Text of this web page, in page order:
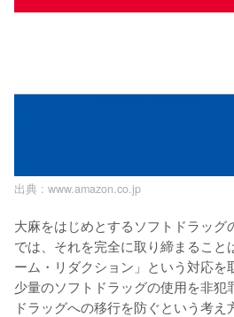
出典 : www.amazon.co.jp
大麻をはじめとするソフトドラッグ
では、それを完全に取り締まること
ーム・リダクション」という対応を
少量のソフトドラッグの使用を非犯
ドラッグへの移行を防ぐという考え